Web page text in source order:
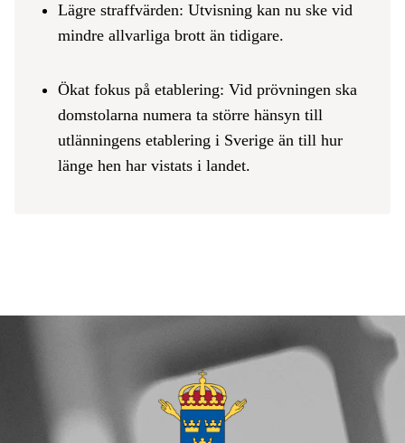
Lägre straffvärden: Utvisning kan nu ske vid
mindre allvarliga brott än tidigare.
Ökat fokus på etablering: Vid prövningen ska
domstolarna numera ta större hänsyn till
utlänningens etablering i Sverige än till hur
länge hen har vistats i landet.